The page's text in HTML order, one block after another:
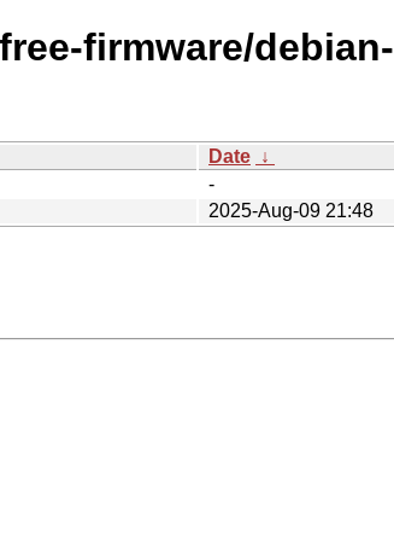
firmware/debian-
Date ↓
-
2025-Aug-09 21:48